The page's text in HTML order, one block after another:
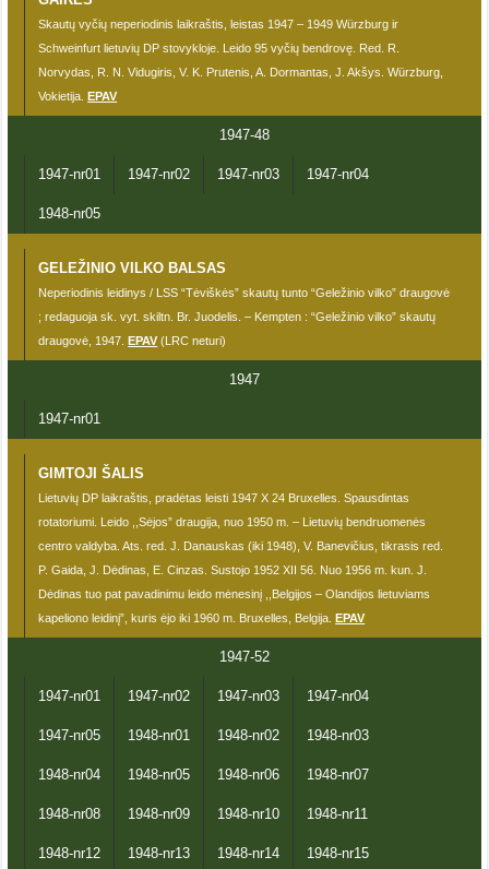
Skautų vyčių neperiodinis laikraštis, leistas 1947 – 1949 Würzburg ir
Schweinfurt lietuvių DP stovykloje. Leido 95 vyčių bendrovę. Red. R.
Norvydas, R. N. Vidugiris, V. K. Prutenis, A. Dormantas, J. Akšys. Würzburg,
Vokietija.EPAV
1947-48
1947-nr01 1947-nr02 1947-nr03 1947-nr04
1948-nr05
GELEŽINIO VILKO BALSAS
Neperiodinis leidinys / LSS “Tėviškės” skautų tunto “Geležinio vilko” draugovė
; redaguoja sk. vyt. skiltn. Br. Juodelis. – Kempten : “Geležinio vilko” skautų
draugovė, 1947.EPAV (LRC neturi)
1947
1947-nr01
GIMTOJI ŠALIS
Lietuvių DP laikraštis, pradėtas leisti 1947 X 24 Bruxelles. Spausdintas
rotatoriumi. Leido ,,Sėjos” draugija, nuo 1950 m. – Lietuvių bendruomenės
centro valdyba. Ats. red. J. Danauskas (iki 1948), V. Banevičius, tikrasis red.
P. Gaida, J. Dėdinas, E. Cinzas. Sustojo 1952 XII 56. Nuo 1956 m. kun. J.
Dėdinas tuo pat pavadinimu leido mėnesinį ,,Belgijos – Olandijos lietuviams
kapeliono leidinį”, kuris ėjo iki 1960 m. Bruxelles, Belgija.EPAV
1947-52
1947-nr01 1947-nr02 1947-nr03 1947-nr04
1947-nr05 1948-nr01 1948-nr02 1948-nr03
1948-nr04 1948-nr05 1948-nr06 1948-nr07
1948-nr08 1948-nr09 1948-nr10 1948-nr11
1948-nr12 1948-nr13 1948-nr14 1948-nr15